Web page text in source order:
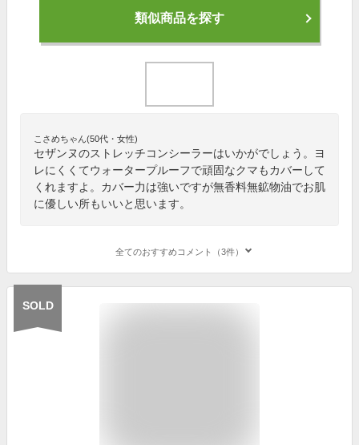
類似商品を探す
こさめちゃん(50代・女性)
セザンヌのストレッチコンシーラーはいかがでしょう。ヨ
レにくくてウォータープルーフで頑固なクマもカバーして
くれますよ。カバー力は強いですが無香料無鉱物油でお肌
に優しい所もいいと思います。
全てのおすすめコメント（3件）
SOLD